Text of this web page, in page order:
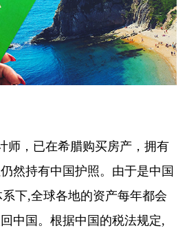
师，已在希腊购买房产，拥有
然持有中国护照。由于是中国
下,全球各地的资产每年都会
中国。根据中国的税法规定,